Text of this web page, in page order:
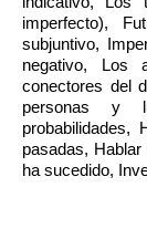
imperfecto),
subjuntivo,
negativo, Los
conectores del
personas y
probabilidades,
pasadas,
ha sucedido,